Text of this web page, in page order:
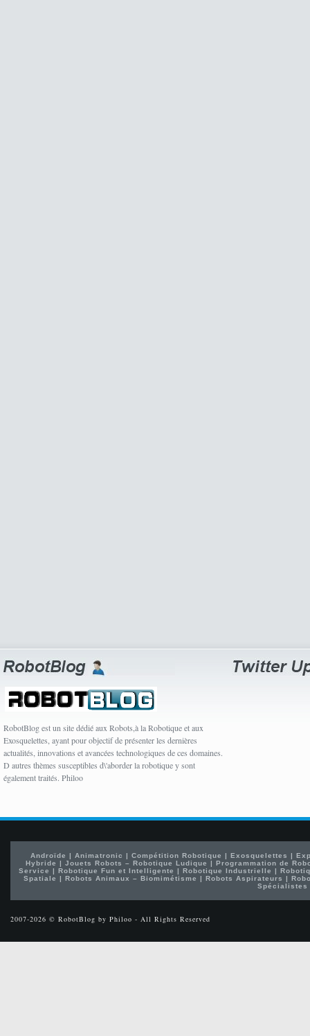
RobotBlog est un site dédié aux Robots,à la Robotique et aux
Exosquelettes, ayant pour objectif de présenter les dernières
actualités, innovations et avancées technologiques de ces domaines.
D autres thèmes susceptibles d\'aborder la robotique y sont
également traités. Philoo
Androïde | Animatronic | Compétition Robotique | Exosquelettes |
Hybride |Jouets Robots – Robotique Ludique |Programmation de
Service | Robotique Fun et Intelligente | Robotique Industrielle |
Spatiale | Robots Animaux – Biomimétisme | Robots Aspirateurs |
Spécialistes
2007-2026 © RobotBlog by Philoo - All Rights Reserved